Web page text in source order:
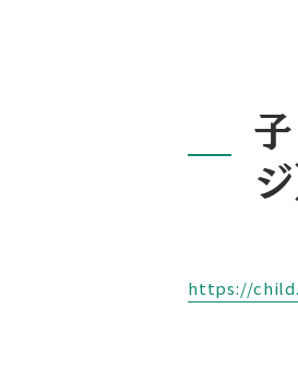
ジ
https://